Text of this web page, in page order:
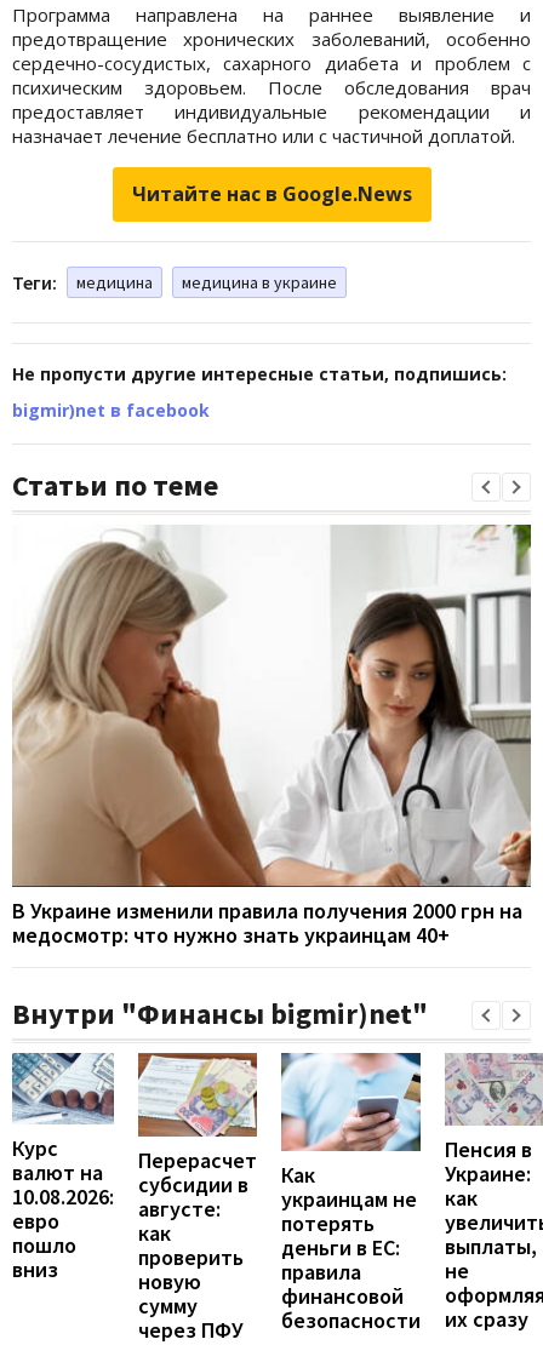
Программа направлена на раннее выявление и
предотвращение хронических заболеваний, особенно
сердечно-сосудистых, сахарного диабета и проблем с
психическим здоровьем. После обследования врач
предоставляет индивидуальные рекомендации и
назначает лечение бесплатно или с частичной доплатой.
Читайте нас в Google.News
Теги: медицина медицина в украине
Не пропусти другие интересные статьи, подпишись:
bigmir)net в facebook
Статьи по теме
В Украине изменили правила получения 2000 грн на
медосмотр: что нужно знать украинцам 40+
Внутри "Финансы bigmir)net"
Курс
валют на
10.08.2026:
евро
пошло
вниз
Перерасчет
субсидии в
августе:
как
проверить
новую
сумму
через ПФУ
Как
украинцам не
потерять
деньги в ЕС:
правила
финансовой
безопасности
Пенсия в
Украине:
как
выплаты,
не
их сразу